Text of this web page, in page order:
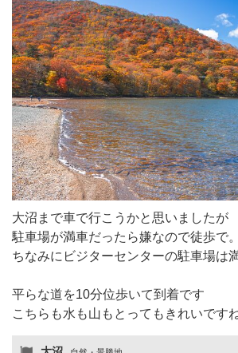
大沼まで車で行こうかと思いましたが
駐車場が満車だったら嫌なので徒歩で。
ちなみにビジターセンターの駐車場は
平らな道を10分位歩いて到着です
こちらも水も山もとってもきれいです